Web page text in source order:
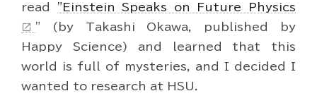
read "Einstein Speaks on Future Physics
open_in_new " (by Takashi Okawa, published by
Happy Science) and learned that this
world is full of mysteries, and I decided I
wanted to research at HSU.